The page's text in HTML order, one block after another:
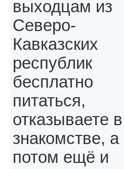
выходцам из
Северо-
Кавказских
республик
бесплатно
питаться,
отказываете в
знакомстве, а
потом ещё и